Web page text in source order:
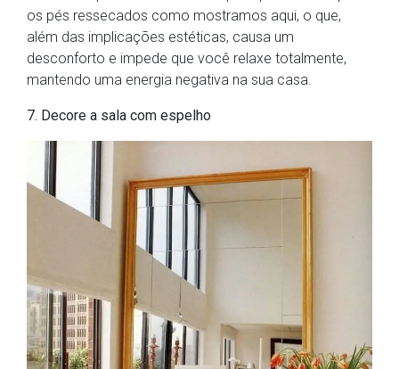
os pés ressecados como mostramos aqui, o que,
além das implicações estéticas, causa um
desconforto e impede que você relaxe totalmente,
mantendo uma energia negativa na sua casa.
7. Decore a sala com espelho